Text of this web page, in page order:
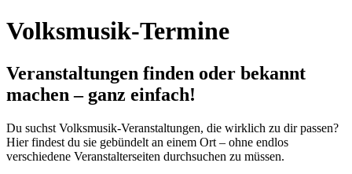
Volksmusik-Termine
Veranstaltungen finden oder bekannt
machen – ganz einfach!
Du suchst Volksmusik-Veranstaltungen, die wirklich zu dir passen?
Hier findest du sie gebündelt an einem Ort – ohne endlos
verschiedene Veranstalterseiten durchsuchen zu müssen.